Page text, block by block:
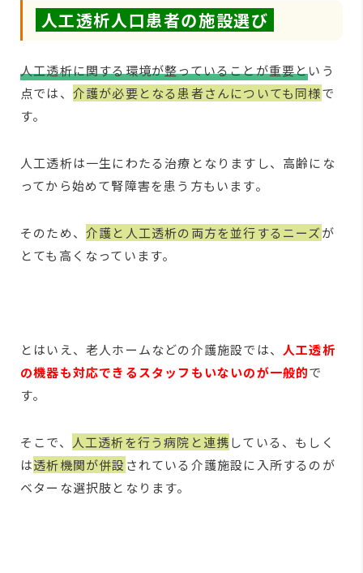
人工透析人口患者の施設選び
人工透析に関する環境が整っていることが重要という
点では、 介護が必要となる患者さんについても同様で
す。
人工透析は一生にわたる治療となりますし、高齢にな
ってから始めて腎障害を患う方もいます。
そのため、 介護と人工透析の両方を並行するニーズが
とても高くなっています。
とはいえ、老人ホームなどの介護施設では、 人工透析
の機器も対応できるスタッフもいないのが一般的で
す。
そこで、 人工透析を行う病院と連携している、もしく
は透析機関が併設 されている介護施設に入所するのが
ベターな選択肢となります。